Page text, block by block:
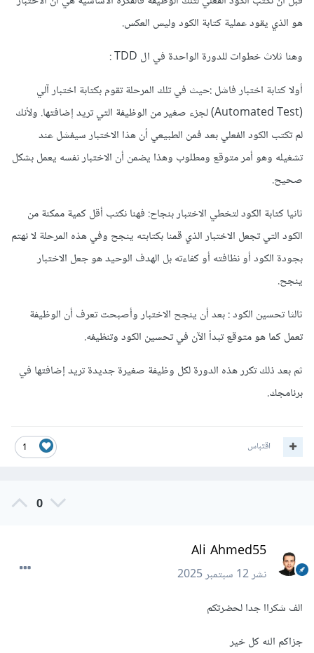
هو الذي يقود عملية كتابة الكود وليس العكس.
وهنا ثلاث خطوات للدورة الواحدة في ال TDD
أولا كتابة اختبار فاشلحيث في تلك المرحلة تقوم بكتابة اختبار آلي
(Automated Test) لجزء صغير من الوظيفة التي تريد إضافتها. ولأنك
لم تكتب الكود الفعلي بعد فمن الطبيعي أن هذا الاختبار سيفشل عند
تشغيله وهو أمر متوقع ومطلوب وهذا يضمن أن الاختبار نفسه يعمل بشكل
صحيح.
ثانيا كتابة الكود لتخطي الاختبار بنجاح:فهنا نكتب أقل كمية ممكنة من
الكود التي تجعل الاختبار الذي قمنا بكتابته ينجح وفي هذه المرحلة لا نهتم
بجودة الكود أو نظافته أو كفاءته بل الهدف الوحيد هو جعل الاختبار
ينجح.
ثالثا تحسين الكود:بعد أن ينجح الاختبار وأصبحت تعرف أن الوظيفة
تعمل كما هو متوقع تبدأ الآن في تحسين الكود وتنظيفه.
ثم بعد ذلك تكرر هذه الدورة لكل وظيفة صغيرة جديدة تريد إضافتها في
برنامجك.
1 اقتباس
0
Ali Ahmed55
نشر12 سبتمبر 2025
الف شكراا جدا لحضرتكم
جزاكم الله كل خير